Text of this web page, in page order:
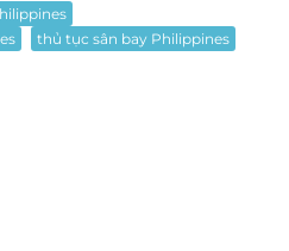
thủ tục sân bay Philippines